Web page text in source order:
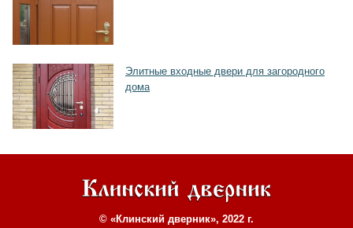
Элитные входные двери для загородного
дома
© «Клинский дверник», 2022 г.